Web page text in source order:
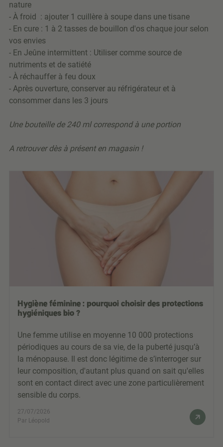
nature
- À froid : ajouter 1 cuillère à soupe dans une tisane
- En cure : 1 à 2 tasses de bouillon d'os chaque jour selon
vos envies
- En Jeûne intermittent : Utiliser comme source de
nutriments et de satiété
- À réchauffer à feu doux
- Après ouverture, conserver au réfrigérateur et à
consommer dans les 3 jours
Une bouteille de 240 ml correspond à une portion
A retrouver dès à présent en magasin !
Hygiène féminine : pourquoi choisir des protections
hygiéniques bio ?
Une femme utilise en moyenne 10 000 protections
périodiques au cours de sa vie, de la puberté jusqu’à
la ménopause. Il est donc légitime de s’interroger sur
leur composition, d'autant plus quand on sait qu'elles
sont en contact direct avec une zone particulièrement
sensible du corps.
27/07/2026
Par Léopold